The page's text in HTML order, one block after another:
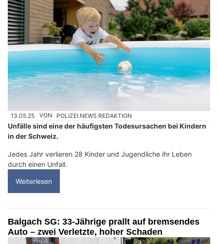
13.05.25 VON POLIZEI.NEWS REDAKTION
Unfälle sind eine der häufigsten Todesursachen bei Kindern
in der Schweiz.
Jedes Jahr verlieren 28 Kinder und Jugendliche ihr Leben
durch einen Unfall.
Weiterlesen
Balgach SG: 33-Jährige prallt auf bremsendes
Auto – zwei Verletzte, hoher Schaden